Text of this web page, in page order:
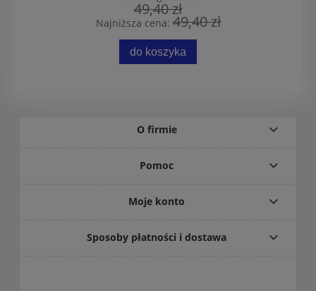
49,40 zł
Najniższa cena:49,40 zł
do koszyka
O firmie
Pomoc
Moje konto
Sposoby płatności i dostawa